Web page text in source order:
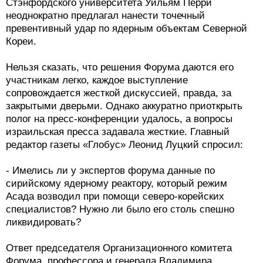
Стэнфордского университета Уильям Перри
неоднократно предлагал нанести точечный
превентивный удар по ядерным объектам Северной
Кореи.
Нельзя сказать, что решения Форума даются его
участникам легко, каждое выступление
сопровождается жесткой дискуссией, правда, за
закрытыми дверьми. Однако аккуратно приоткрыть
полог на пресс-конференции удалось, а вопросы
израильская пресса задавала жесткие. Главный
редактор газеты «Глобус» Леонид Луцкий спросил:
- Имелись ли у экспертов форума данные по
сирийскому ядерному реактору, который режим
Асада возводил при помощи северо-корейских
специалистов? Нужно ли было его столь спешно
ликвидировать?
Ответ председателя Организационного комитета